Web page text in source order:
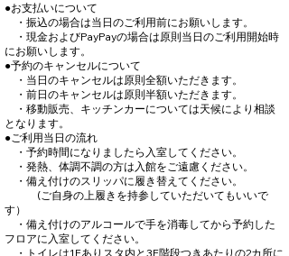
●お支払いについて
・振込の場合は当日のご利用前にお願いします。
・現金およびPayPayの場合は原則当日のご利用開始時
にお願いします。
●予約のキャンセルについて
・当日のキャンセルは原則全額いただきます。
・前日のキャンセルは原則半額いただきます。
​ ・移動販売、キッチンカーについては天候により相談
となります。
●ご利用当日の流れ
・予約時間になりましたら入室してください。
・発熱、体調不調の方は入館をご遠慮ください。
・備え付けのスリッパに履き替えてください。
(ご自身の上履きを持参していただいてもいいで
す）
・備え付けのアルコールで手を消毒してから予約した
フロアに入室してください。
・トイレは1Fありスタ内と3F階段つきあたりの2カ所に